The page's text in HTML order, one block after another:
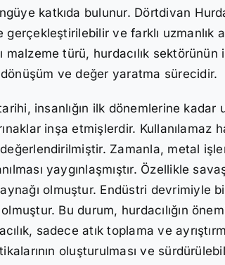
katkıda bulunur. Dörtdivan
gerçekleştirilebilir ve farklı uzmanlık
malzeme türü, hurdacılık
ve değer yaratma sürecidir.
tarihi, insanlığın ilk dönemlerine
inşa etmişlerdir.
Zamanla, metal
yaygınlaşmıştır. Özellikle
olmuştur. Endüstri devrimiyle
Bu durum, hurdacılığın
sadece atık toplama ve
oluşturulması ve